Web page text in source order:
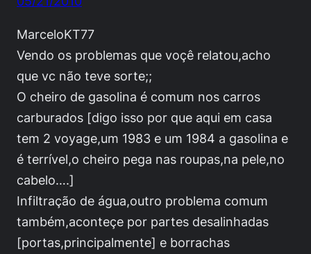
MarceloKT77
Vendo os problemas que voçê relatou,acho
que vc não teve sorte;;
O cheiro de gasolina é comum nos carros
carburados [digo isso por que aqui em casa
tem 2 voyage,um 1983 e um 1984 a gasolina e
é terrível,o cheiro pega nas roupas,na pele,no
cabelo….]
Infiltração de água,outro problema comum
também,aconteçe por partes desalinhadas
[portas,principalmente] e borrachas